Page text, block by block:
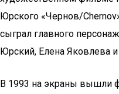
Юрского «Чернов/
сыграл главного
Юрский, Елена Яковлева
В 1993 на экраны вышли